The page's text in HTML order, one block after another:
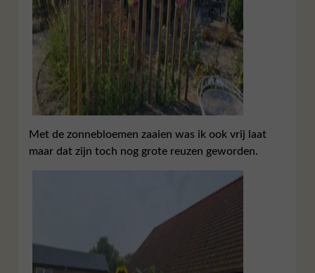
Met de zonnebloemen zaaien was ik ook vrij laat
maar dat zijn toch nog grote reuzen geworden.